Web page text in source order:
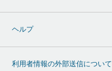
ヘルプ
利用者情報の外部送信について